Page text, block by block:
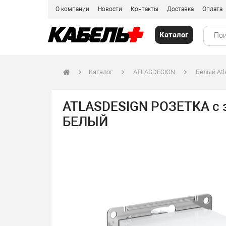
О компании Новости Контакты Доставка Оплата
Каталог
Каталог ATLASDESIGN Белый
ATLASDESIGN РОЗЕТКА
БЕЛЫЙ